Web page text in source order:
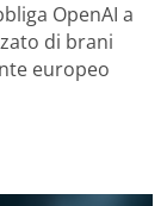
OpenAI a
di brani
europeo